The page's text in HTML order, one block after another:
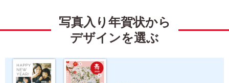
写真入り年賀状から
デザインを選ぶ